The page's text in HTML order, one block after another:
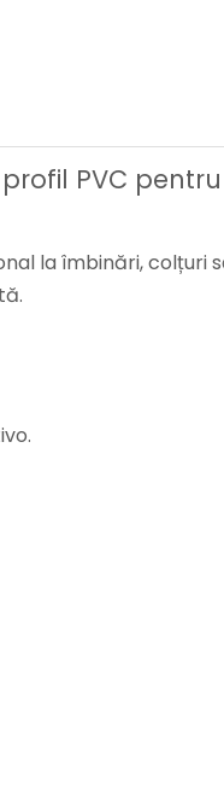
PVC
la îmbinări,